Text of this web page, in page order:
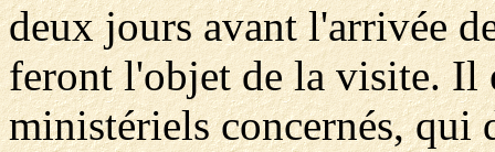
deux jours avant l'arrivée
feront l'objet de la visite. Il
ministériels concernés, qui